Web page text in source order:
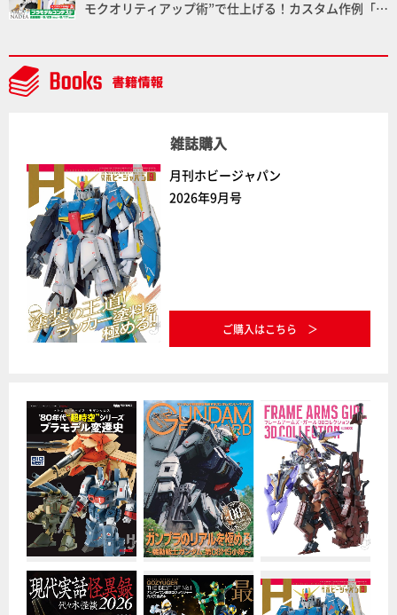
モクオリティアップ術”で仕上げる！カスタム作例「白
デルコンテスト」～8月17日（月）11:59まで応募受付
中】
雑誌購入
月刊ホビージャパン
2026年9月号
ご購入はこちら